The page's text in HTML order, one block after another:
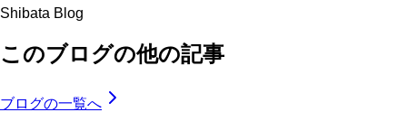
Shibata Blog
このブログの他の記事
ブログの一覧へ